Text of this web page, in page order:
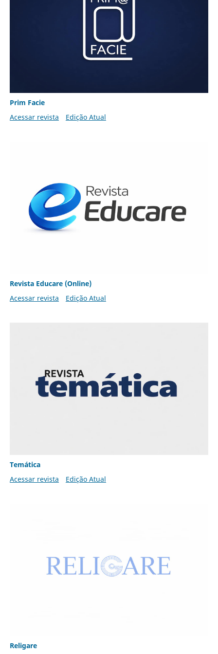
Prim Facie
Acessar revista
Edição Atual
Revista Educare (Online)
Acessar revista
Edição Atual
Temática
Acessar revista
Edição Atual
Religare